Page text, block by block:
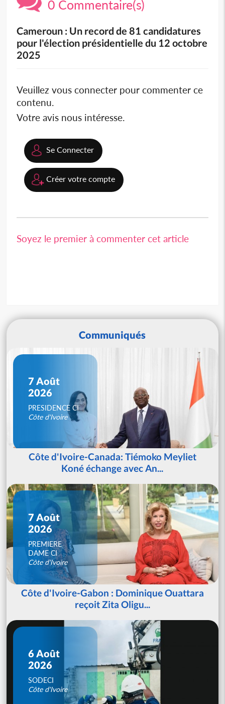
0 Commentaire(s)
Cameroun : Un record de 81 candidatures
pour l'élection présidentielle du 12 octobre
2025
Veuillez vous connecter pour commenter ce
contenu.
Votre avis nous intéresse.
Se Connecter
Créer votre compte
Soyez le premier à commenter cet article
Communiqués
7 Août
2026
PRESIDENCE CI
Côte d'Ivoire
Côte d'Ivoire-Canada: Tiémoko Meyliet
Koné échange avec An...
7 Août
2026
PREMIERE
DAME CI
Côte d'Ivoire
Côte d'Ivoire-Gabon : Dominique Ouattara
reçoit Zita Oligu...
6 Août
2026
SODECI
Côte d'Ivoire